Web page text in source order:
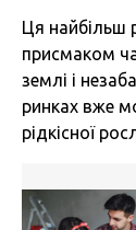
Ця найбільш
присмаком
землі і
ринках вже
рідкісної